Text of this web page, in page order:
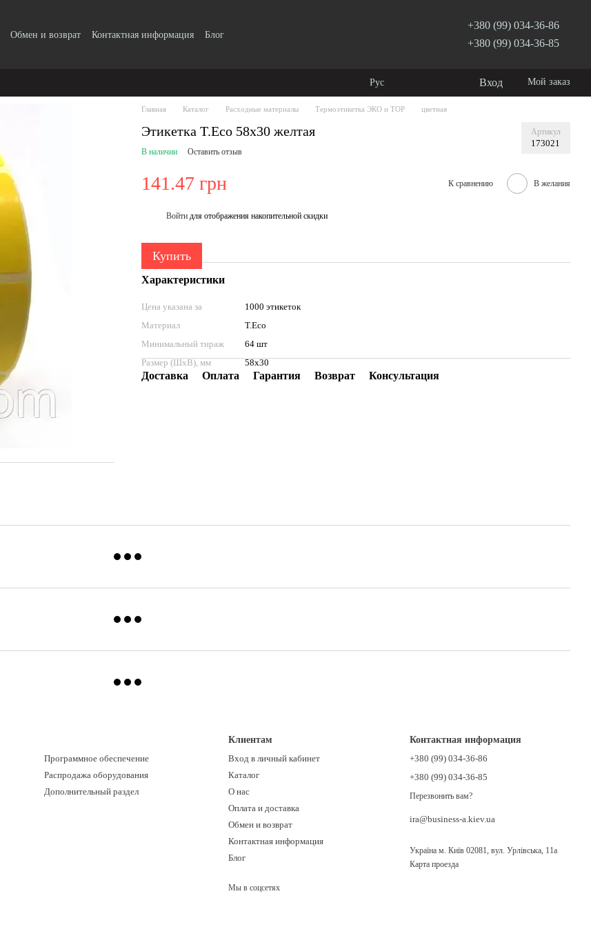
Обмен и возврат Контактная информация Блог
+380 (99) 034-36-86
+380 (99) 034-36-85
Рус Вход Мой заказ
Главная Каталог Расходные материалы Термоэтикетка ЭКО и ТОР цветная
Этикетка T.Eco 58x30 желтая Артикул
173021
В наличии Оставить отзыв
141.47 грн К сравнению В желания
Войти для отображения накопительной скидки
Купить
Характеристики
Цена указана за
1000 этикеток
Материал
T.Eco
Минимальный тираж
64 шт
Размер (ШхВ), мм
58x30
Доставка Оплата Гарантия Возврат Консультация
Программное обеспечение
Распродажа оборудования
Дополнительный раздел
Клиентам
Вход в личный кабинет
Каталог
О нас
Оплата и доставка
Обмен и возврат
Контактная информация
Блог
Мы в соцсетях
Контактная информация
+380 (99) 034-36-86
+380 (99) 034-36-85
Перезвонить вам?
ira@business-a.kiev.ua
Україна м. Київ 02081, вул. Урлівська, 11а
Карта проезда